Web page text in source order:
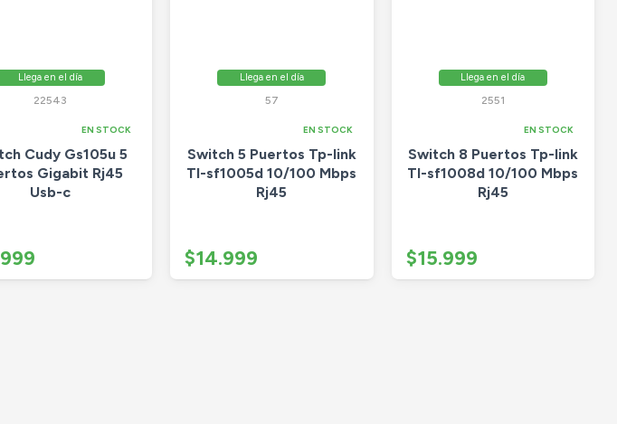
Llega en el día
22543
EN STOCK
Cudy Gs105u 5
Gigabit Rj45
Usb-c
Llega en el día
57
EN STOCK
Switch 5 Puertos Tp-link
Tl-sf1005d 10/100 Mbps
Rj45
$14.999
Llega en el día
2551
EN STOCK
Switch 8 Puertos Tp-link
Tl-sf1008d 10/100 Mbps
Rj45
$15.999